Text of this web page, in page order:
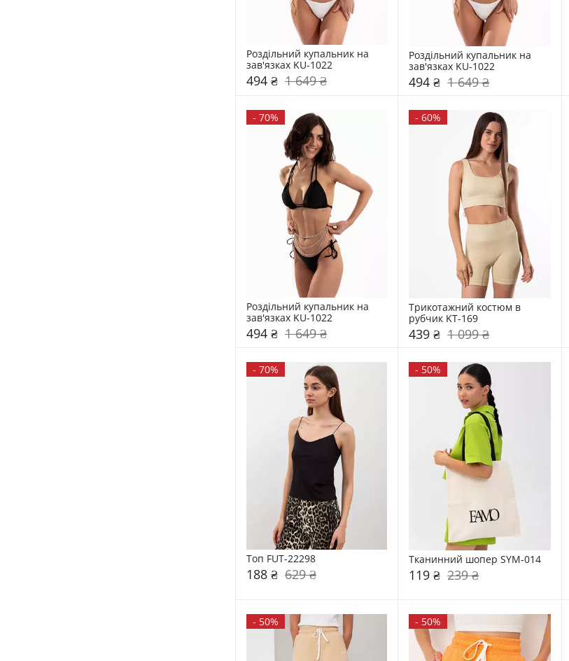
Роздільний купальник на
зав'язках KU-1022
494 ₴ 1 649 ₴
Роздільний купальник на
зав'язках KU-1022
494 ₴ 1 649 ₴
- 70%
Роздільний купальник на
зав'язках KU-1022
494 ₴ 1 649 ₴
-60%
Трикотажний костюм в
рубчик KT-169
439 ₴ 1 099 ₴
- 70%
Топ FUT-22298
188 ₴ 629 ₴
- 50%
Тканинний шопер SYM-014
119 ₴ 239 ₴
- 50% - 50%